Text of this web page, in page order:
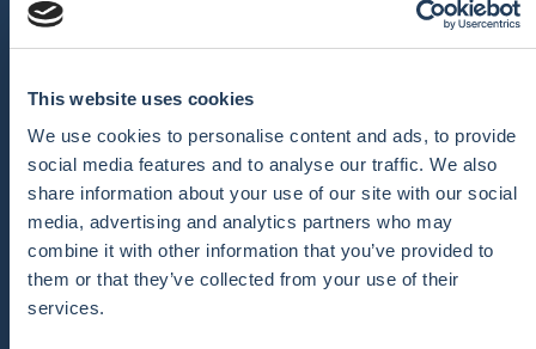
This website uses cookies
We use cookies to personalise content and ads, to provide
social media features and to analyse our traffic. We also
share information about your use of our site with our social
media, advertising and analytics partners who may
combine it with other information that you’ve provided to
them or that they’ve collected from your use of their
services.